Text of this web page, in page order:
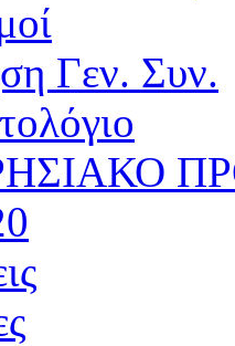
Γεν. Συν.